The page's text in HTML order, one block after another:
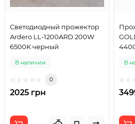
Светодиодный прожектор
Ardero LL-1200ARD 200W
6500K черный
В наличии
0
2025 грн
В